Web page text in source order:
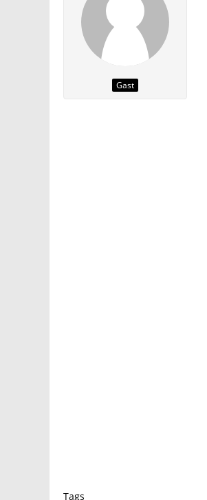
Gast
Tags